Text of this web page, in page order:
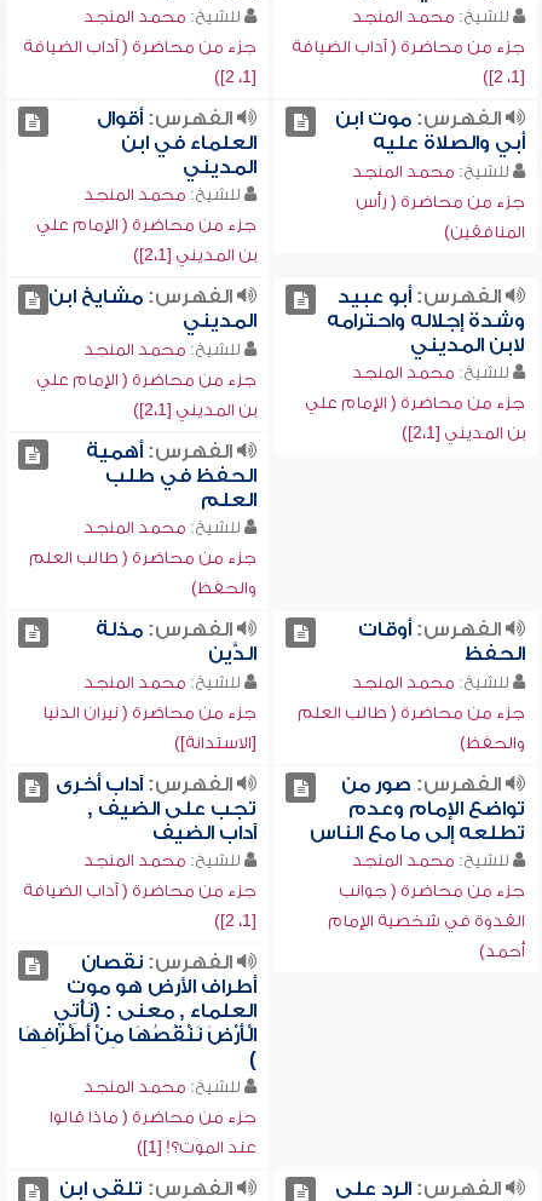
للشيخ: محمد المنجد
جزء من محاضرة ( آداب الضيافة
[1، 2])
للشيخ: محمد المنجد
جزء من محاضرة ( آداب الضيافة
[1، 2])
الفهرس:موت ابن
أبي والصلاة عليه
للشيخ: محمد المنجد
جزء من محاضرة ( رأس
المنافقين)
الفهرس:أقوال
العلماء في ابن
المديني
للشيخ: محمد المنجد
جزء من محاضرة ( الإمام علي
بن المديني [2،1])
الفهرس:أبو عبيد
وشدة إجلاله واحترامه
لابن المديني
للشيخ: محمد المنجد
جزء من محاضرة ( الإمام علي
بن المديني [2،1])
الفهرس:مشايخ ابن
المديني
للشيخ: محمد المنجد
جزء من محاضرة ( الإمام علي
بن المديني [2،1])
الفهرس:أهمية
الحفظ في طلب
العلم
للشيخ: محمد المنجد
جزء من محاضرة ( طالب العلم
والحفظ)
الفهرس:أوقات
الحفظ
للشيخ: محمد المنجد
جزء من محاضرة ( طالب العلم
والحفظ)
الفهرس:مذلة
الدَّين
للشيخ: محمد المنجد
جزء من محاضرة ( نيران الدنيا
[الاستدانة])
الفهرس: صور من
تواضع الإمام وعدم
تطلعه إلى ما مع الناس
للشيخ: محمد المنجد
جزء من محاضرة ( جوانب
القدوة في شخصية الإمام
أحمد)
الفهرس:آداب أخرى
تجب على الضيف ,
آداب الضيف
للشيخ: محمد المنجد
جزء من محاضرة ( آداب الضيافة
[1، 2])
الفهرس:نقصان
أطراف الأرض هو موت
العلماء , معنى : (نَأْتِي
الْأَرْضَ نَنْقُصُهَا مِنْ أَطْرَافِهَا
)
للشيخ: محمد المنجد
جزء من محاضرة ( ماذا قالوا
عند الموت؟! [1])
الفهرس:الرد على
الفهرس: تلقي ابن